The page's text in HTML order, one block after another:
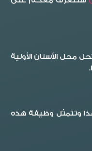
20 سنًا، هذا وتستمر الأسنان الدائمة التي تحل محل الأسنان الأولية
وتتمثل وظيفة هذه